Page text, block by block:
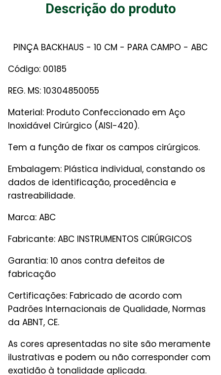
Descrição do produto
PINÇA BACKHAUS - 10 CM - PARA CAMPO - ABC
Código: 00185
REG. MS: 10304850055
Material: Produto Confeccionado em Aço
Inoxidável Cirúrgico (AISI-420).
Tem a função de fixar os campos cirúrgicos.
Embalagem: Plástica individual, constando os
dados de identificação, procedência e
rastreabilidade.
Marca: ABC
Fabricante: ABC INSTRUMENTOS CIRÚRGICOS
Garantia: 10 anos contra defeitos de
fabricação
Certificações: Fabricado de acordo com
Padrões Internacionais de Qualidade, Normas
da ABNT, CE.
As cores apresentadas no site são meramente
ilustrativas e podem ou não corresponder com
exatidão à tonalidade aplicada.